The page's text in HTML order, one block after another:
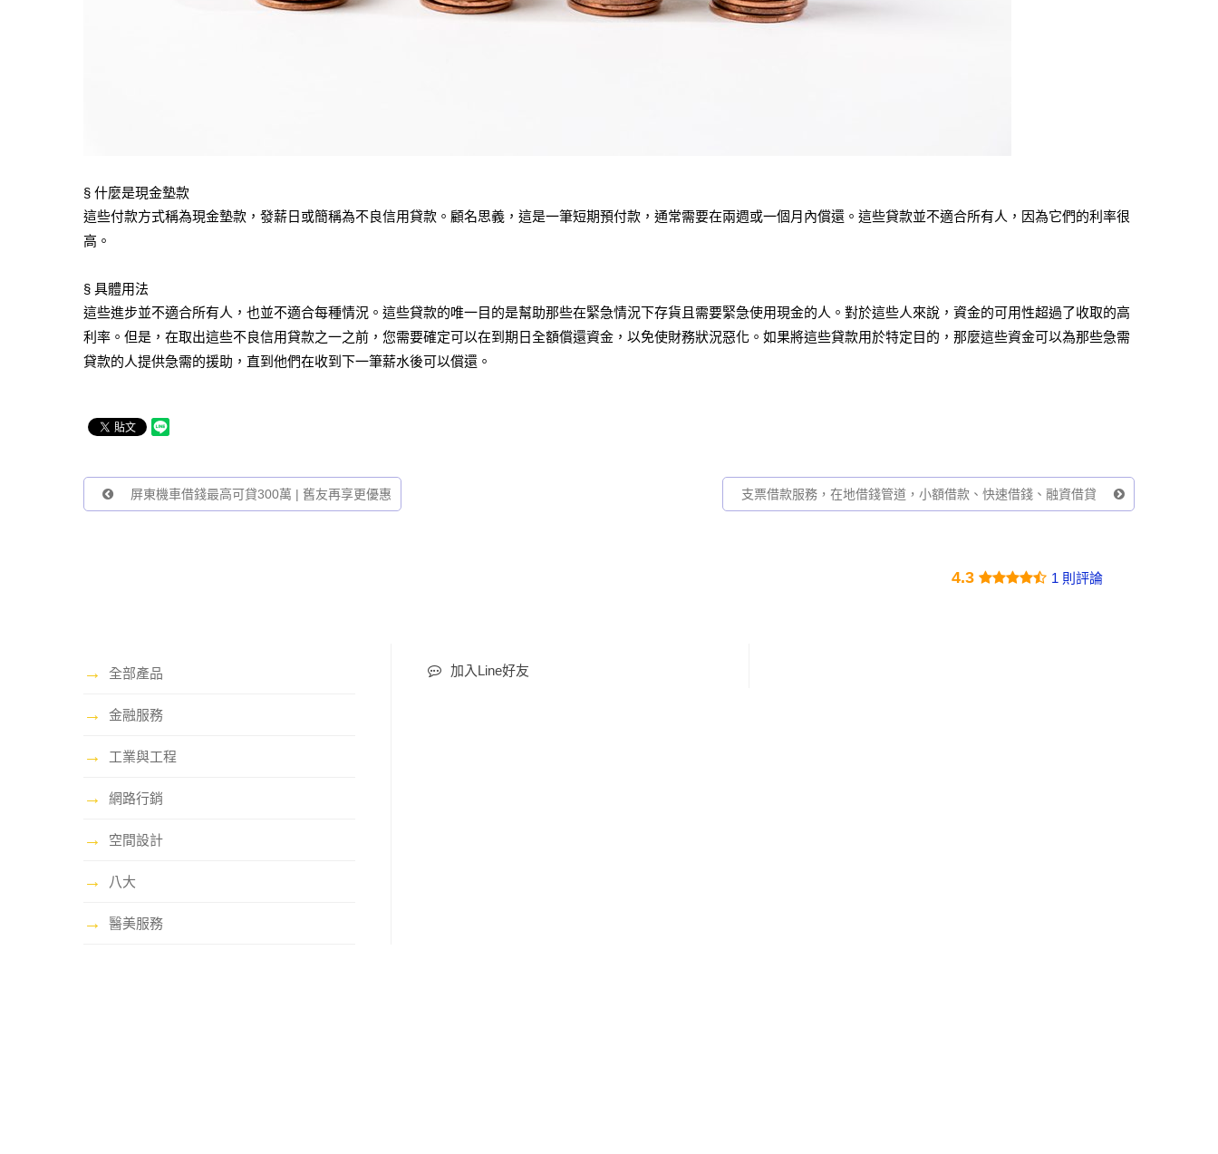
§ 什麼是現金墊款
這些付款方式稱為現金墊款，發薪日或簡稱為不良信用貸款。顧名思義，這是一筆短期預付款，通常需要在兩週或一個月內償還。這些貸款並不適合所有人，因為它們的利率很
高。
§ 具體用法
這些進步並不適合所有人，也並不適合每種情況。這些貸款的唯一目的是幫助那些在緊急情況下存貨且需要緊急使用現金的人。對於這些人來說，資金的可用性超過了收取的高
利率。但是，在取出這些不良信用貸款之一之前，您需要確定可以在到期日全額償還資金，以免使財務狀況惡化。如果將這些貸款用於特定目的，那麼這些資金可以為那些急需
貸款的人提供急需的援助，直到他們在收到下一筆薪水後可以償還。
屏東機車借錢最高可貸300萬 | 舊友再享更優惠 支票借款服務，在地借錢管道，小額借款、快速借錢、融資借貸
4.3 1 則評論
→ 全部產品
→ 金融服務
→ 工業與工程
→ 網路行銷
→ 空間設計
→ 八大
→ 醫美服務
加入Line好友